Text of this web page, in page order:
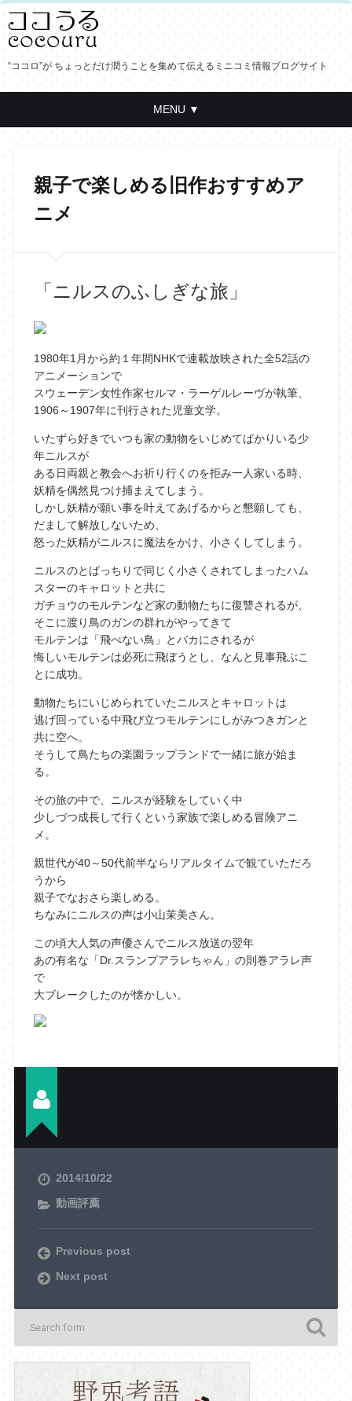
“ココロ”が ちょっとだけ潤うことを集めて伝えるミニコミ情報ブログサイト
MENU ▼
親子で楽しめる旧作おすすめア
ニメ
「ニルスのふしぎな旅」
1980年1月から約１年間NHKで連載放映された全52話の
アニメーションで
スウェーデン女性作家セルマ・ラーゲルレーヴが執筆、
1906～1907年に刊行された児童文学。
いたずら好きでいつも家の動物をいじめてばかりいる少
年ニルスが
ある日両親と教会へお祈り行くのを拒み一人家いる時、
妖精を偶然見つけ捕まえてしまう。
しかし妖精が願い事を叶えてあげるからと懇願しても、
だまして解放しないため、
怒った妖精がニルスに魔法をかけ、小さくしてしまう。
ニルスのとばっちりで同じく小さくされてしまったハム
スターのキャロットと共に
ガチョウのモルテンなど家の動物たちに復讐されるが、
そこに渡り鳥のガンの群れがやってきて
モルテンは「飛べない鳥」とバカにされるが
悔しいモルテンは必死に飛ぼうとし、なんと見事飛ぶこ
とに成功。
動物たちにいじめられていたニルスとキャロットは
逃げ回っている中飛び立つモルテンにしがみつきガンと
共に空へ。
そうして鳥たちの楽園ラップランドで一緒に旅が始ま
る。
その旅の中で、ニルスが経験をしていく中
少しづつ成長して行くという家族で楽しめる冒険アニ
メ。
親世代が40～50代前半ならリアルタイムで観ていただろ
うから
親子でなおさら楽しめる。
ちなみにニルスの声は小山茉美さん。
この頃大人気の声優さんでニルス放送の翌年
あの有名な「Dr.スランプアラレちゃん」の則巻アラレ声
で
大ブレークしたのが懐かしい。
2014/10/22
動画評薦
Previous post
Next post